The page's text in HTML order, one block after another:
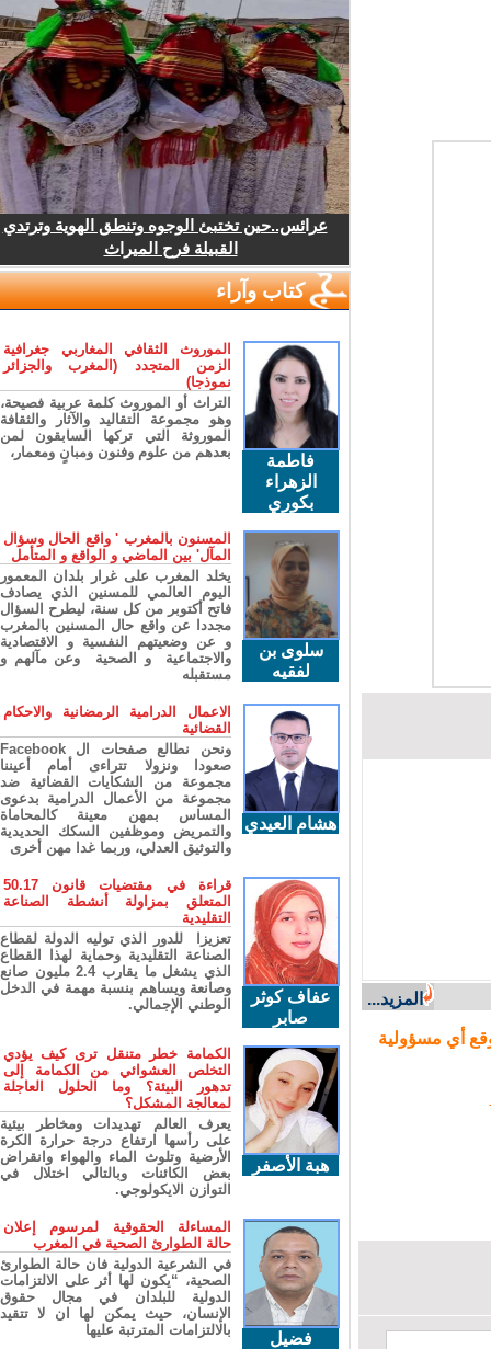
المزيد...
أي مسؤولية
عرائس..حين تختبئ الوجوه وتنطق الهوية وترتدي
القبيلة فرح الميراث
كتاب وآراء
فاطمة
الزهراء
بكوري
الموروث الثقافي المغاربي جغرافية
الزمن المتجدد (المغرب والجزائر
نموذجا)
التراث أو الموروث كلمة عربية فصيحة،
وهو مجموعة التقاليد والآثار والثقافة
الموروثة التي تركها السابقون لمن
بعدهم من علوم وفنون ومبانٍ ومعمار،
سلوى بن
لفقيه
المسنون بالمغرب ' واقع الحال وسؤال
المآل' بين الماضي و الواقع و المتأمل
يخلد المغرب على غرار بلدان المعمور
اليوم العالمي للمسنين الذي يصادف
فاتح أكتوبر من كل سنة، ليطرح السؤال
مجددا عن واقع حال المسنين بالمغرب
و عن وضعيتهم النفسية و الاقتصادية
والاجتماعية و الصحية وعن مآلهم و
مستقبله
هشام العيدي
الاعمال الدرامية الرمضانية والاحكام
القضائية
ونحن نطالع صفحات ال Facebook
صعودا ونزولا تتراءى أمام أعيننا
مجموعة من الشكايات القضائية ضد
مجموعة من الأعمال الدرامية بدعوى
المساس بمهن معينة كالمحاماة
والتمريض وموظفين السكك الحديدية
والتوثيق العدلي، وربما غدا مهن أخرى
عفاف كوثر
صابر
قراءة في مقتضيات قانون 50.17
المتعلق بمزاولة أنشطة الصناعة
التقليدية
تعزيزا للدور الذي توليه الدولة لقطاع
الصناعة التقليدية وحماية لهذا القطاع
الذي يشغل ما يقارب 2.4 مليون صانع
وصانعة ويساهم بنسبة مهمة في الدخل
الوطني الإجمالي.
هبة الأصفر
الكمامة خطر متنقل ترى كيف يؤدي
التخلص العشوائي من الكمامة إلى
تدهور البيئة؟ وما الحلول العاجلة
لمعالجة المشكل؟
يعرف العالم تهديدات ومخاطر بيئية
على رأسها ارتفاع درجة حرارة الكرة
الأرضية وتلوث الماء والهواء وانقراض
بعض الكائنات وبالتالي اختلال في
التوازن الايكولوجي.
فضيل
المساءلة الحقوقية لمرسوم إعلان
حالة الطوارئ الصحية في المغرب
في الشرعية الدولية فان حالة الطوارئ
الصحية، “يكون لها أثر على الالتزامات
الدولية للبلدان في مجال حقوق
الإنسان، حيث يمكن لها ان لا تتقيد
بالالتزامات المترتبة عليها